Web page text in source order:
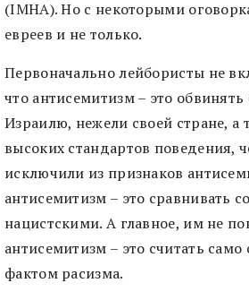
(IMHA). Но с некоторыми
евреев и не только.
Первоначально лейбористы не
что антисемитизм – это
Израилю, нежели своей стране, а
высоких стандартов поведения,
исключили из признаков
антисемитизм – это сравнивать
нацистскими. А главное, им не
антисемитизм – это считать
фактом расизма.